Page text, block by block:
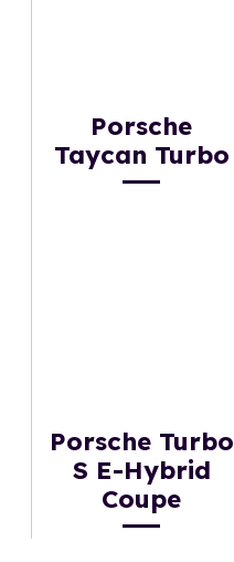
Porsche
Taycan Turbo
Porsche Turbo
S E-Hybrid
Coupe